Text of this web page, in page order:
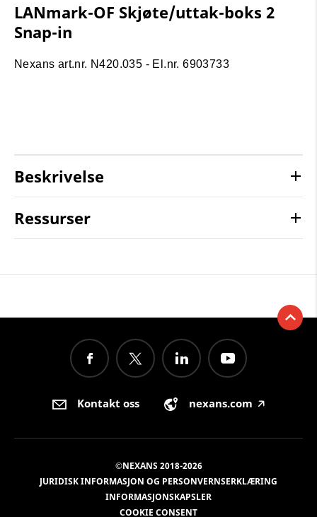
LANmark-OF Skjøte/uttak-boks 2
Snap-in
Nexans art.nr. N420.035 - El.nr. 6903733
Beskrivelse
Ressurser
Kontakt oss nexans.com 🡥
©NEXANS 2018-2026
JURIDISK INFORMASJON OG PERSONVERNSERKLÆRING
INFORMASJONSKAPSLER
COOKIE CONSENT